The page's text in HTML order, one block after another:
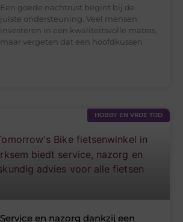
Een goede nachtrust begint bij de
juiste ondersteuning. Veel mensen
investeren in een kwaliteitsvolle matras,
maar vergeten dat een hoofdkussen
HOBBY EN VRIJE TIJD
Service en nazorg dankzij een